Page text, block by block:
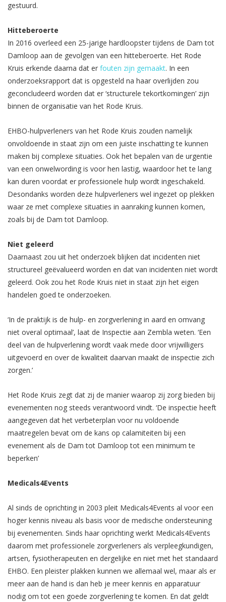
gestuurd.
Hitteberoerte
In 2016 overleed een 25-jarige hardloopster tijdens de Dam tot
Damloop aan de gevolgen van een hitteberoerte. Het Rode
Kruis erkende daarna dat er fouten zijn gemaakt. In een
onderzoeksrapport dat is opgesteld na haar overlijden zou
geconcludeerd worden dat er ‘structurele tekortkomingen’ zijn
binnen de organisatie van het Rode Kruis.
EHBO-hulpverleners van het Rode Kruis zouden namelijk
onvoldoende in staat zijn om een juiste inschatting te kunnen
maken bij complexe situaties. Ook het bepalen van de urgentie
van een onwelwording is voor hen lastig, waardoor het te lang
kan duren voordat er professionele hulp wordt ingeschakeld.
Desondanks worden deze hulpverleners wel ingezet op plekken
waar ze met complexe situaties in aanraking kunnen komen,
zoals bij de Dam tot Damloop.
Niet geleerd
Daarnaast zou uit het onderzoek blijken dat incidenten niet
structureel geëvalueerd worden en dat van incidenten niet wordt
geleerd. Ook zou het Rode Kruis niet in staat zijn het eigen
handelen goed te onderzoeken.
‘In de praktijk is de hulp- en zorgverlening in aard en omvang
niet overal optimaal’, laat de Inspectie aan Zembla weten. ‘Een
deel van de hulpverlening wordt vaak mede door vrijwilligers
uitgevoerd en over de kwaliteit daarvan maakt de inspectie zich
zorgen.’
Het Rode Kruis zegt dat zij de manier waarop zij zorg bieden bij
evenementen nog steeds verantwoord vindt. ‘De inspectie heeft
aangegeven dat het verbeterplan voor nu voldoende
maatregelen bevat om de kans op calamiteiten bij een
evenement als de Dam tot Damloop tot een minimum te
beperken’
Medicals4Events
Al sinds de oprichting in 2003 pleit Medicals4Events al voor een
hoger kennis niveau als basis voor de medische ondersteuning
bij evenementen. Sinds haar oprichting werkt Medicals4Events
daarom met professionele zorgverleners als verpleegkundigen,
artsen, fysiotherapeuten en dergelijke en niet met het standaard
EHBO. Een pleister plakken kunnen we allemaal wel, maar als er
meer aan de hand is dan heb je meer kennis en apparatuur
nodig om tot een goede zorgverlening te komen. En dat geldt